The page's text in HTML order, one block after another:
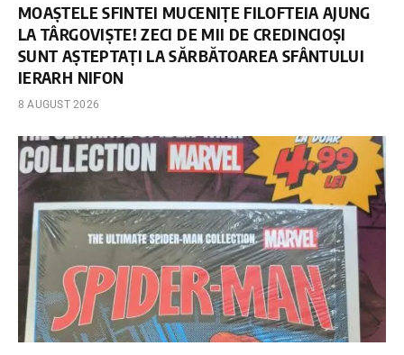
MOAȘTELE SFINTEI MUCENIȚE FILOFTEIA AJUNG
LA TÂRGOVIȘTE! ZECI DE MII DE CREDINCIOȘI
SUNT AȘTEPTAȚI LA SĂRBĂTOAREA SFÂNTULUI
IERARH NIFON
8 AUGUST 2026